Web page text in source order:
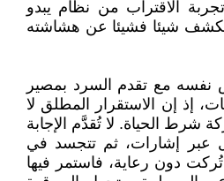
الاقتراب من نظام يبدو
شيئا فشيئا عن هشاشته
نفسه مع تقدم السرد بمصير
إذ إن الاستقرار المطلق لا
شرط الحياة. لا تُقدَّم الإجابة
عبر إشارات، ثم تتجسد في
دون رعاية، فاستمر فيها